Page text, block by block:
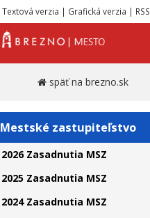
Textová verzia | Grafická verzia | RSS
späť na brezno.sk
Mestské zastupiteľstvo
2026 Zasadnutia MSZ
2025 Zasadnutia MSZ
2024 Zasadnutia MSZ